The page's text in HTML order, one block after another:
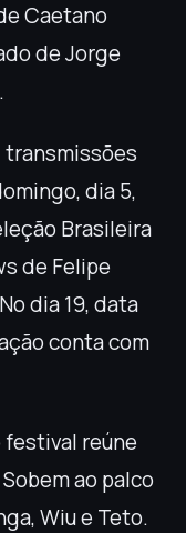
Caetano
de Jorge
transmissões
dia 5,
Brasileira
de Felipe
dia 19, data
conta com
festival reúne
ao palco
Wiu e Teto.